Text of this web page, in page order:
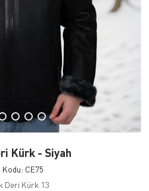
Kürk - Siyah
Kodu: CE75
Deri Kürk 13